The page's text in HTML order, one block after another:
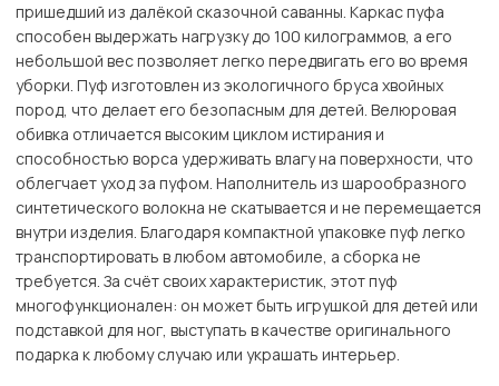
пришедший из далёкой сказочной саванны. Каркас пуфа
способен выдержать нагрузку до 100 килограммов, а его
небольшой вес позволяет легко передвигать его во время
уборки. Пуф изготовлен из экологичного бруса хвойных
пород, что делает его безопасным для детей. Велюровая
обивка отличается высоким циклом истирания и
способностью ворса удерживать влагу на поверхности, что
облегчает уход за пуфом. Наполнитель из шарообразного
синтетического волокна не скатывается и не перемещается
внутри изделия. Благодаря компактной упаковке пуф легко
транспортировать в любом автомобиле, а сборка не
требуется. За счёт своих характеристик, этот пуф
многофункционален: он может быть игрушкой для детей или
подставкой для ног, выступать в качестве оригинального
подарка к любому случаю или украшать интерьер.